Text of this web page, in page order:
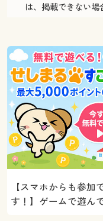
は、掲載できない場
【スマホからも参加
す！】ゲームで遊ん